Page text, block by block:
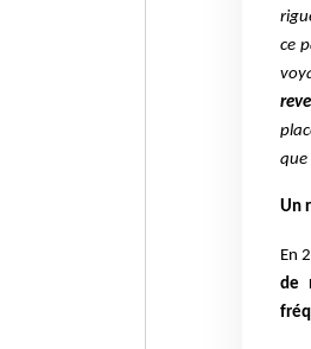
ce
que
Un
En
de